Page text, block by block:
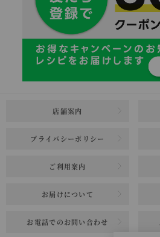
店舗案内
プライバシーポリシー
ご利用案内
お届けについて
お電話でのお問い合わせ